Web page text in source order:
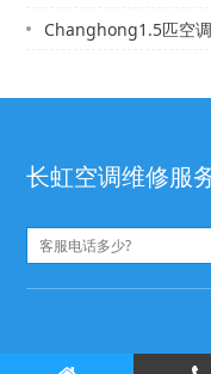
Changhong1.5匹空调适用面积是
长虹空调维修服
Copyright